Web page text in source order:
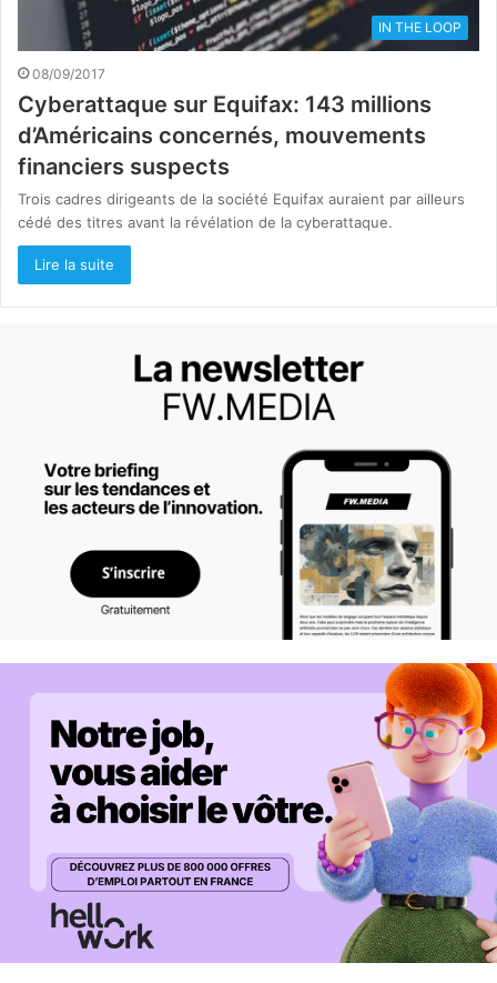
IN THE LOOP
08/09/2017
Cyberattaque sur Equifax: 143 millions
d’Américains concernés, mouvements
financiers suspects
Trois cadres dirigeants de la société Equifax auraient par ailleurs
cédé des titres avant la révélation de la cyberattaque.
Lire la suite